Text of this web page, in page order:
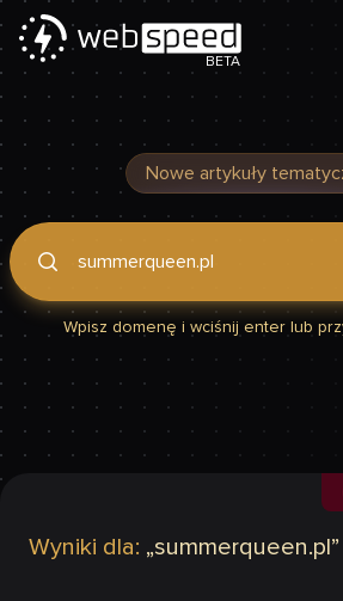
BETA
Nowe artykuły
Podaj domenę, by sprawdzić, czy
Wpisz domenę i wciśnij enter lub
Wyniki dla: „summerqueen.pl ”